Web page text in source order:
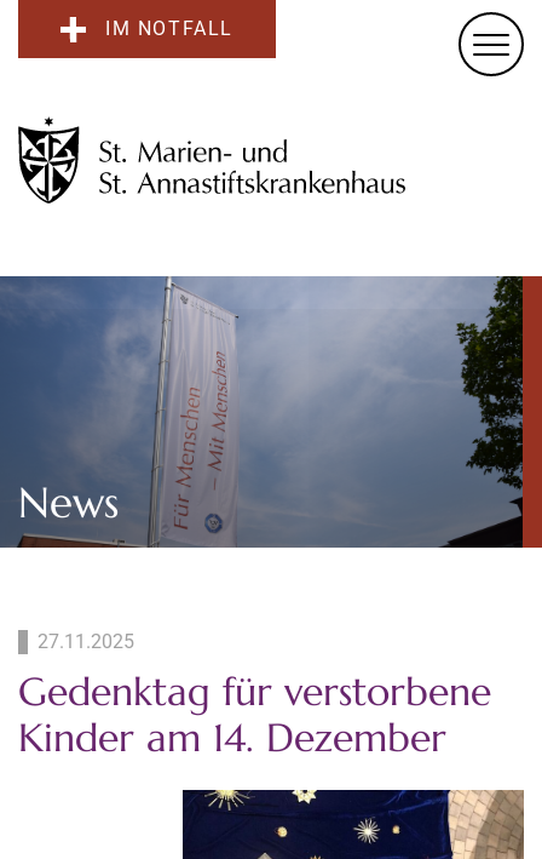
IM NOTFALL
News
27.11.2025
Gedenktag für verstorbene
Kinder am 14. Dezember